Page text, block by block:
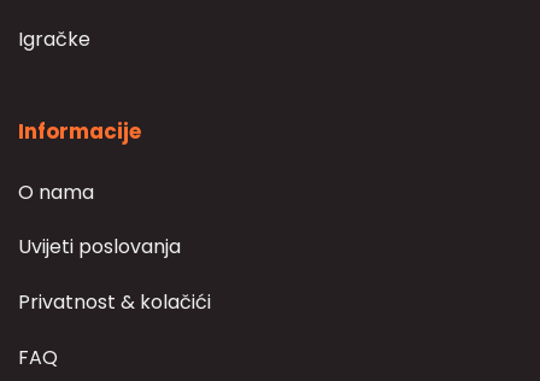
Igračke
Informacije
O nama
Uvijeti poslovanja
Privatnost & kolačići
FAQ